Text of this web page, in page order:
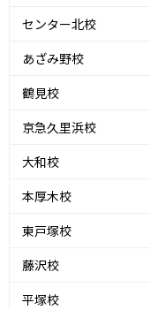
センター北校
あざみ野校
鶴見校
京急久里浜校
大和校
本厚木校
東戸塚校
藤沢校
平塚校